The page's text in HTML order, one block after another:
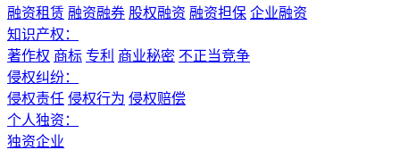
融资租赁 融资融券 股权融资 融资担保 企业融资
知识产权：
著作权 商标 专利 商业秘密 不正当竞争
侵权纠纷：
侵权责任 侵权行为 侵权赔偿
个人独资：
独资企业